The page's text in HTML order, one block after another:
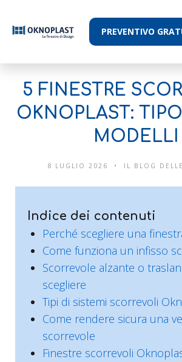
PREVENTIVO
5 FINESTRE
OKNOPLAST:
MODELLI
8 LUGLIO 2026 IL BLOG
Indice dei contenuti
Perché scegliere una
Come funziona un infisso
Scorrevole alzante o
scegliere
Tipi di sistemi scorrevoli
Come rendere sicura una
scorrevole
Finestre scorrevoli